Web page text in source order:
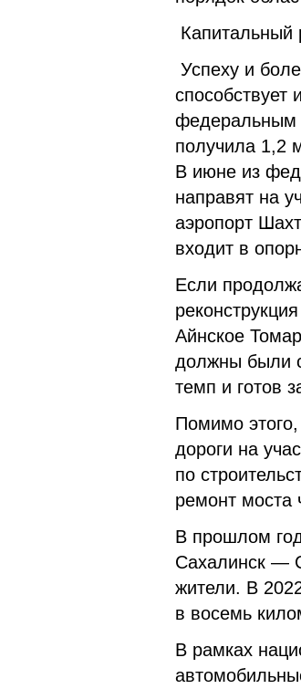
Капитальный
Успеху и
способствует
федеральным
получила 1,2
В июне из
направят на
аэропорт
входит в
Если
Айнское
должны были
темп и готов
Помимо этого,
дороги на
по
ремонт моста
В прошлом
Сахалинск —
жители. В
в восемь
В рамках